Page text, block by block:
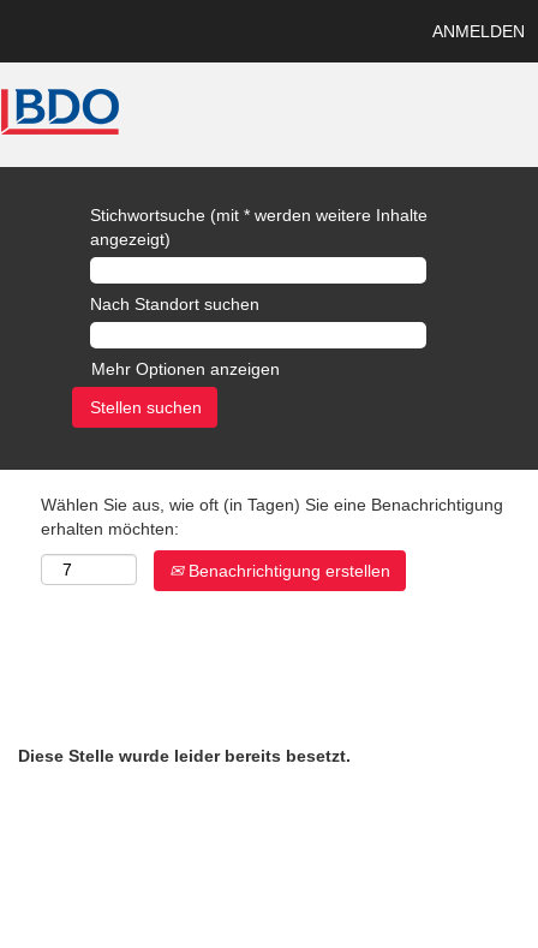
ANMELDEN
Stichwortsuche (mit * werden weitere Inhalte
angezeigt)
Nach Standort suchen
Mehr Optionen anzeigen
Wählen Sie aus, wie oft (in Tagen) Sie eine Benachrichtigung
erhalten möchten:
Benachrichtigung erstellen
Diese Stelle wurde leider bereits besetzt.